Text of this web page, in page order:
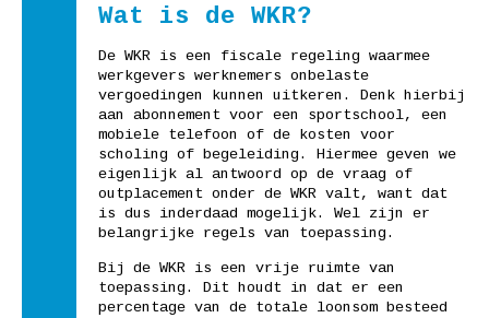
Wat is de WKR?
De WKR is een fiscale regeling waarmee
werkgevers werknemers onbelaste
vergoedingen kunnen uitkeren. Denk hierbij
aan abonnement voor een sportschool, een
mobiele telefoon of de kosten voor
scholing of begeleiding. Hiermee geven we
eigenlijk al antwoord op de vraag of
outplacement onder de WKR valt, want dat
is dus inderdaad mogelijk. Wel zijn er
belangrijke regels van toepassing.
Bij de WKR is een vrije ruimte van
toepassing. Dit houdt in dat er een
percentage van de totale loonsom besteed